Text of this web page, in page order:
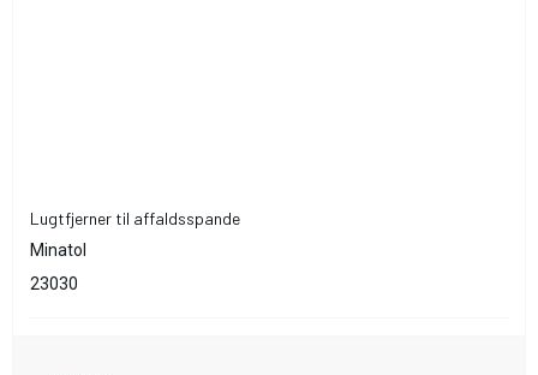
Lugtfjerner til affaldsspande
Minatol
23030